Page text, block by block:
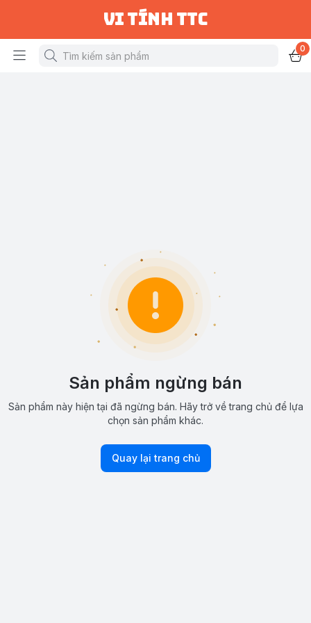
vi tính ttc
0
Sản phẩm ngừng bán
Sản phẩm này hiện tại đã ngừng bán. Hãy trở về trang chủ để lựa
chọn sản phẩm khác.
Quay lại trang chủ